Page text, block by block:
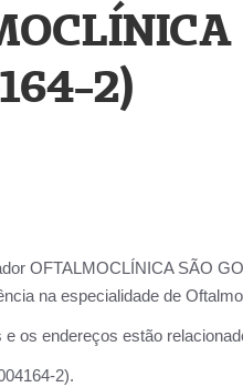
2)
OFTALMOCLÍNICA SÃO
na especialidade de
os endereços estão
GONÇALO